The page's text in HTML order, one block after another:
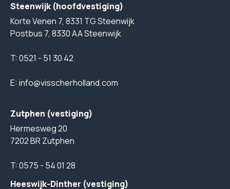
Steenwijk (hoofdvestiging)
Korte Venen 7, 8331 TG Steenwijk
Postbus 7, 8330 AA Steenwijk
T:0521 - 51 30 42
E:info@visscherholland.com
Zutphen (vestiging)
Hermesweg 20
7202 BR Zutphen
T:0575 - 54 01 28
Heeswijk-Dinther (vestiging)